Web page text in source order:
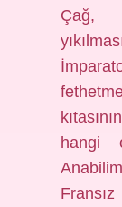
Çağ,
hangi